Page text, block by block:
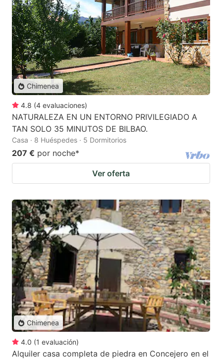
Chimenea
4.8 (4 evaluaciones)
NATURALEZA EN UN ENTORNO PRIVILEGIADO A
TAN SOLO 35 MINUTOS DE BILBAO.
Casa · 8 Huéspedes · 5 Dormitorios
207 € por noche*
Ver oferta
Chimenea
4.0 (1 evaluación)
Alquiler casa completa de piedra en Concejero en el